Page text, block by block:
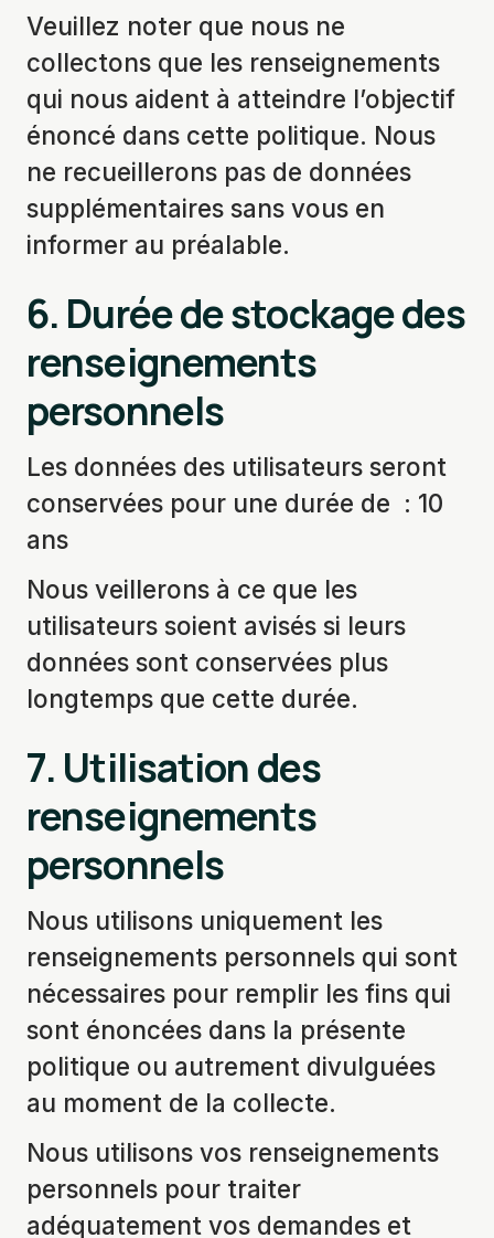
Veuillez noter que nous ne
collectons que les renseignements
qui nous aident à atteindre l’objectif
énoncé dans cette politique. Nous
ne recueillerons pas de données
supplémentaires sans vous en
informer au préalable.
6. Durée de stockage des
renseignements
personnels
Les données des utilisateurs seront
conservées pour une durée de : 10
ans
Nous veillerons à ce que les
utilisateurs soient avisés si leurs
données sont conservées plus
longtemps que cette durée.
7. Utilisation des
renseignements
personnels
Nous utilisons uniquement les
renseignements personnels qui sont
nécessaires pour remplir les fins qui
sont énoncées dans la présente
politique ou autrement divulguées
au moment de la collecte.
Nous utilisons vos renseignements
personnels pour traiter
adéquatement vos demandes et